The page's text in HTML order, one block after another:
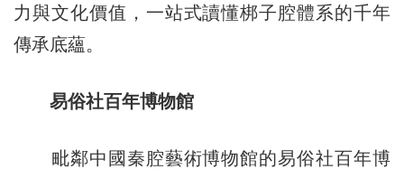
力與文化價值，一站式讀懂梆子腔體系的千年
傳承底蘊。
易俗社百年博物館
毗鄰中國秦腔藝術博物館的易俗社百年博